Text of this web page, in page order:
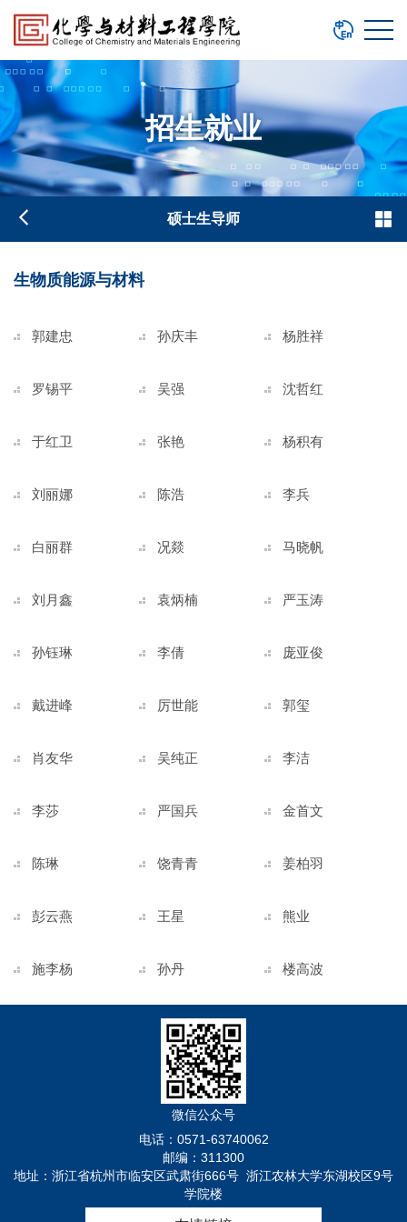
招生就业
硕士生导师
生物质能源与材料
郭建忠 孙庆丰 杨胜祥
罗锡平 吴强 沈哲红
于红卫 张艳 杨积有
刘丽娜 陈浩 李兵
白丽群 况燚 马晓帆
刘月鑫 袁炳楠 严玉涛
孙钰琳 李倩 庞亚俊
戴进峰 厉世能 郭玺
肖友华 吴纯正 李洁
李莎 严国兵 金首文
陈琳 饶青青 姜柏羽
彭云燕 王星 熊业
施李杨 孙丹 楼高波
微信公众号
电话：0571-63740062
邮编：311300
地址：浙江省杭州市临安区武肃街666号 浙江农林大学东湖校区9号
学院楼